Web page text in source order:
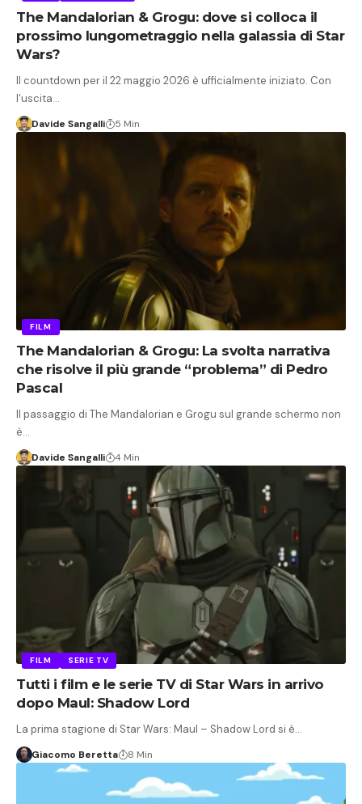
The Mandalorian & Grogu: dove si colloca il
prossimo lungometraggio nella galassia di Star
Wars?
Il countdown per il 22 maggio 2026 è ufficialmente iniziato. Con
l'uscita…
Davide Sangalli 5 Min
FILM
The Mandalorian & Grogu: La svolta narrativa
che risolve il più grande “problema” di Pedro
Pascal
Il passaggio di The Mandalorian e Grogu sul grande schermo non
è…
Davide Sangalli 4 Min
FILM SERIE TV
Tutti i film e le serie TV di Star Wars in arrivo
dopo Maul: Shadow Lord
La prima stagione di Star Wars: Maul – Shadow Lord si è…
Giacomo Beretta 8 Min